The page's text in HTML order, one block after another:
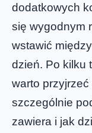
dodatkowych
się wygodnym
wstawić
dzień. Po kilku
warto
szczególnie
zawiera i jak